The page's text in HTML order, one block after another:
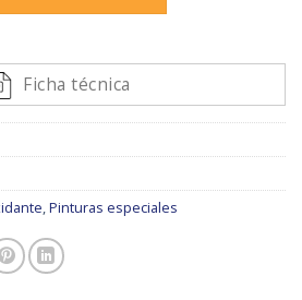
Ficha técnica
,Pinturas especiales